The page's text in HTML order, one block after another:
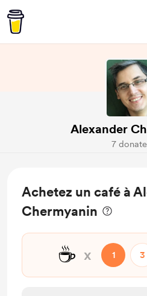
Alexander
7
Achetez un café à
Chermyanin
☕ x 1 3